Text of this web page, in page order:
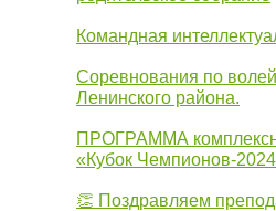
Командная
Соревнования по
Ленинского района.
ПРОГРАММА
«Кубок Чемпионов-
👏 Поздравляем